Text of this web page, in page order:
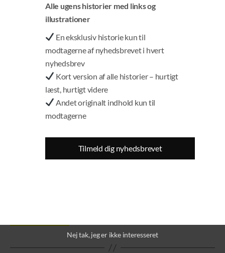
Alle ugens historier med links og
illustrationer
En eksklusiv historie kun til
modtagerne af nyhedsbrevet i hvert
nyhedsbrev
Kort version af alle historier – hurtigt
læst, hurtigt videre
Andet originalt indhold kun til
modtagerne
Tilmeld dig nyhedsbrevet
Nej tak, jeg er ikke interesseret